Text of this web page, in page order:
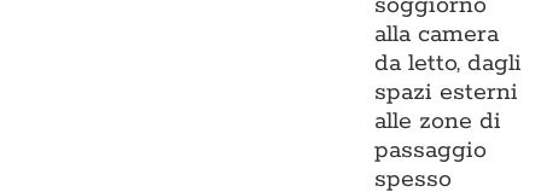
alla camera
da letto, dagli
spazi esterni
alle zone di
passaggio
spesso